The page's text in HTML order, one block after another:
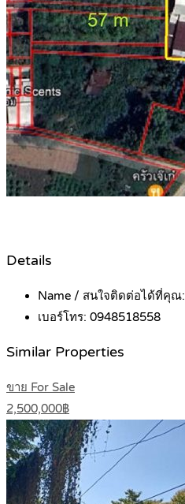
Details
Name / สนใจติดต่อได้ที่คุณ:
เบอร์โทร: 0948518558
Similar Properties
ขาย For Sale
2,500,000฿